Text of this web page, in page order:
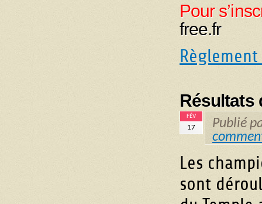
Pour
free.fr
Résultats
FÉV
17
Publié
Les
sont